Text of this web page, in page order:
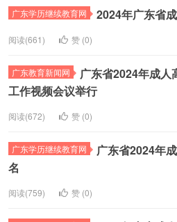
广东学历继续教育网 2024年广东省
阅读(661) 赞 (0)
广东教育新闻网
广东省2024年成人
工作视频会议举行
阅读(672) 赞 (0)
广东学历继续教育网
广东省2024年
名
阅读(759) 赞 (0)